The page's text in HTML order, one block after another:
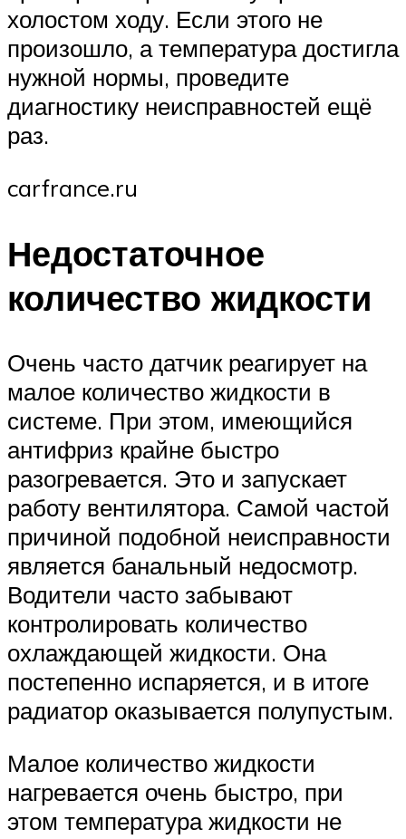
холостом ходу. Если этого не
произошло, а температура достигла
нужной нормы, проведите
диагностику неисправностей ещё
раз.
carfrance.ru
Недостаточное
количество жидкости
Очень часто датчик реагирует на
малое количество жидкости в
системе. При этом, имеющийся
антифриз крайне быстро
разогревается. Это и запускает
работу вентилятора. Самой частой
причиной подобной неисправности
является банальный недосмотр.
Водители часто забывают
контролировать количество
охлаждающей жидкости. Она
постепенно испаряется, и в итоге
радиатор оказывается полупустым.
Малое количество жидкости
нагревается очень быстро, при
этом температура жидкости не